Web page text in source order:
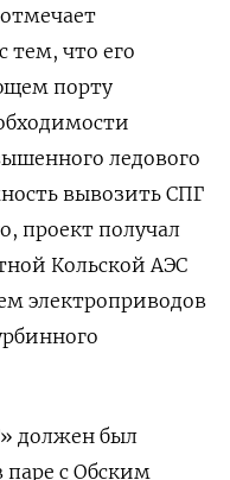
тем, что его
порту
ледового
вывозить СПГ
проект получал
Кольской АЭС
электроприводов
должен был
паре с Обским